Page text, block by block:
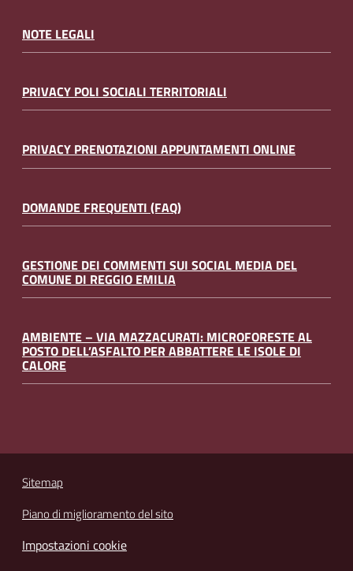
NOTE LEGALI
PRIVACY POLI SOCIALI TERRITORIALI
PRIVACY PRENOTAZIONI APPUNTAMENTI ONLINE
DOMANDE FREQUENTI (FAQ)
GESTIONE DEI COMMENTI SUI SOCIAL MEDIA DEL
COMUNE DI REGGIO EMILIA
AMBIENTE – VIA MAZZACURATI: MICROFORESTE AL
POSTO DELL’ASFALTO PER ABBATTERE LE ISOLE DI
CALORE
Sitemap
Piano di miglioramento del sito
Impostazioni cookie